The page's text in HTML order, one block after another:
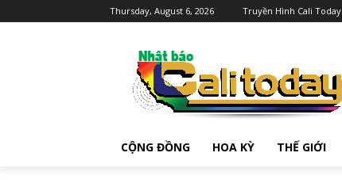
Thursday, August 6, 2026 Truyền Hình Cali Today
CỘNG ĐỒNG HOA KỲ THẾ GIỚI